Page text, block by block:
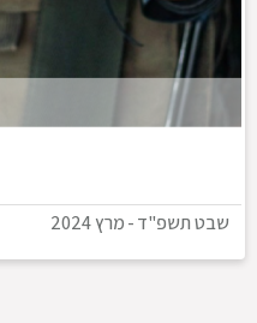
שבט תשפ"ד-מרץ 2024